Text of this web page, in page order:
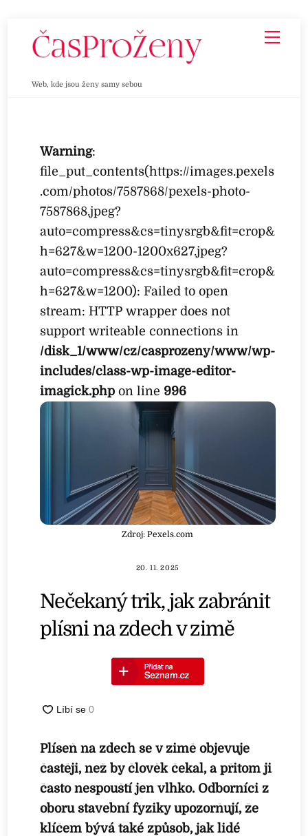
Web, kde jsou ženy samy sebou
Warning:
file_put_contents(https://images.pexels
.com/photos/7587868/pexels-photo-
7587868.jpeg?
auto=compress&cs=tinysrgb&fit=crop&
h=627&w=1200-1200x627.jpeg?
auto=compress&cs=tinysrgb&fit=crop&
h=627&w=1200): Failed to open
stream: HTTP wrapper does not
support writeable connections in
/disk_1/www/cz/casprozeny/www/wp-
includes/class-wp-image-editor-
imagick.php on line 996
Zdroj: Pexels.com
20. 11. 2025
Nečekaný trik, jak zabránit
plísni na zdech v zimě
Plíseň na zdech se v zimě objevuje
častěji, než by člověk čekal, a přitom ji
často nespouští jen vlhko. Odborníci z
oboru stavební fyziky upozorňují, že
klíčem bývá také způsob, jak lidé